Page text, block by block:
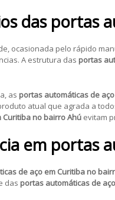
das portas
ocasionada pelo rápido
A estrutura das portas
as portas automáticas de
atual que agrada a
Curitiba no bairro Ahú evitam
em portas
de aço em Curitiba no
das portas automáticas de